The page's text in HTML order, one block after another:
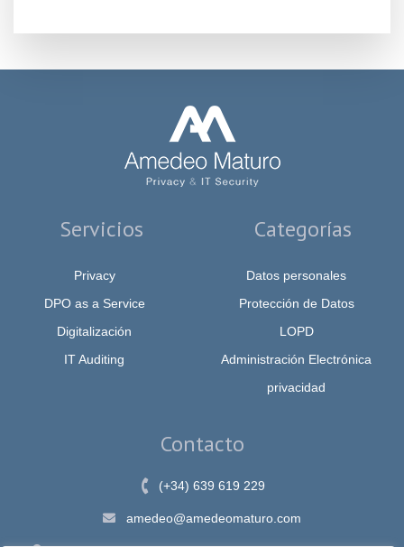
Servicios
Privacy
DPO as a Service
Digitalización
IT Auditing
Categorías
Datos personales
Protección de Datos
LOPD
Administración Electrónica
privacidad
Contacto
(+34) 639 619 229
amedeo@amedeomaturo.com